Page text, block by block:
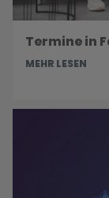
Termine in
MEHR LESEN